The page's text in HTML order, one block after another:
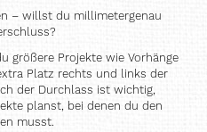
– willst du millimetergenau
größere Projekte wie Vorhänge
Platz rechts und links der
der Durchlass ist wichtig,
planst, bei denen du den
musst.